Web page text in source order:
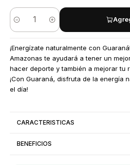
Cantidad
¡Energízate naturalmente con
Amazonas te ayudará a tener un
hacer deporte y también a mejorar tu
¡Con Guaraná, disfruta de la energía
el día!
CARACTERISTICAS
BENEFICIOS